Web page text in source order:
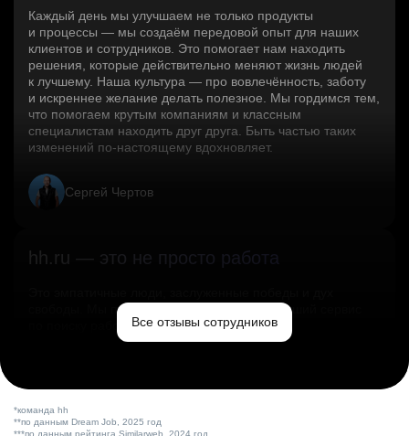
Каждый день мы улучшаем не только продукты
и процессы — мы создаём передовой опыт для наших
клиентов и сотрудников. Это помогает нам находить
решения, которые действительно меняют жизнь людей
к лучшему. Наша культура — про вовлечённость, заботу
и искреннее желание делать полезное. Мы гордимся тем,
что помогаем крутым компаниям и классным
специалистам находить друг друга. Быть частью таких
изменений по‑настоящему вдохновляет.
Сергей Чертов
hh.ru — это не просто работа
свободы. Мы помогаем миру и создаём лучший сервис
по поиску работы в стране.Все отзывы сотрудников
*команда hh
**по данным Dream Job, 2025 год
***по данным рейтинга Similarweb, 2024 год